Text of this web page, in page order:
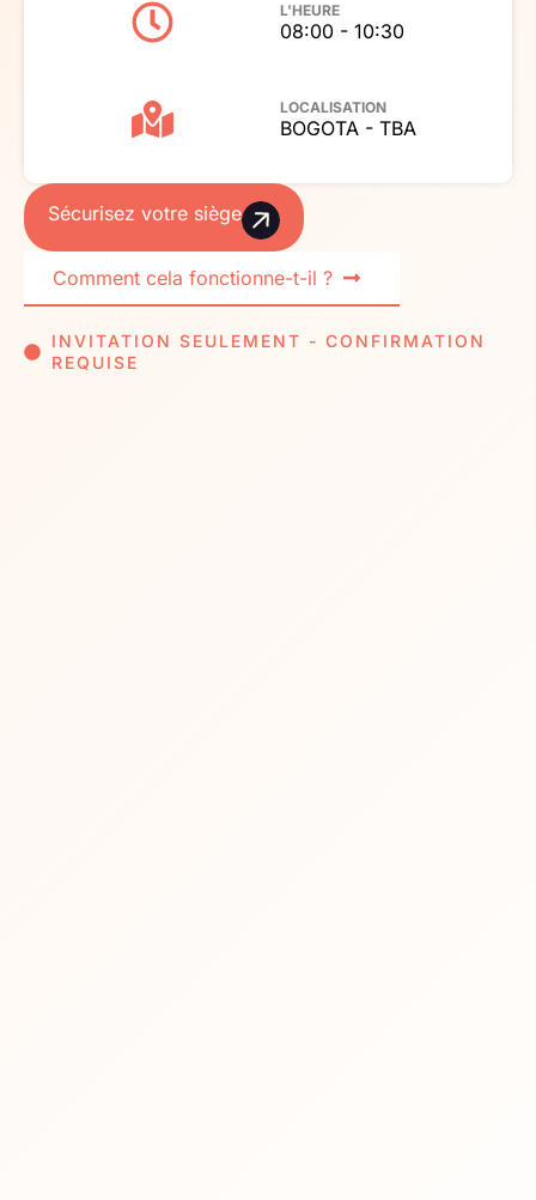
L'HEURE
08:00 - 10:30
LOCALISATION
BOGOTA - TBA
Sécurisez votre siège
Comment cela fonctionne-t-il ?
INVITATION SEULEMENT - CONFIRMATION
REQUISE